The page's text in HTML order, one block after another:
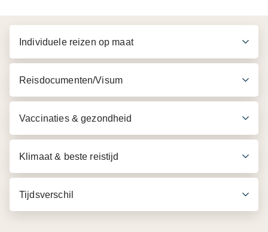
Individuele reizen op maat
Reisdocumenten/Visum
Vaccinaties & gezondheid
Klimaat & beste reistijd
Tijdsverschil